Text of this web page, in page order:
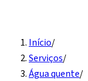
Início/
Serviços/
Água quente/